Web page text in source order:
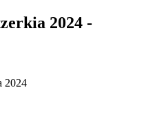
2024 -
2024